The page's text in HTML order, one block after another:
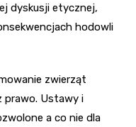
dyskusji etycznej,
hodowli
zwierząt
prawo. Ustawy i
a co nie dla